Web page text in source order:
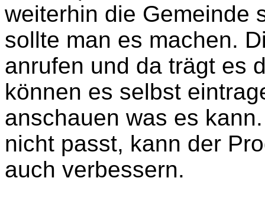
weiterhin die Gemeinde
sollte man es machen.
anrufen und da trägt es
können es selbst
anschauen was es
nicht passt, kann der
auch verbessern.